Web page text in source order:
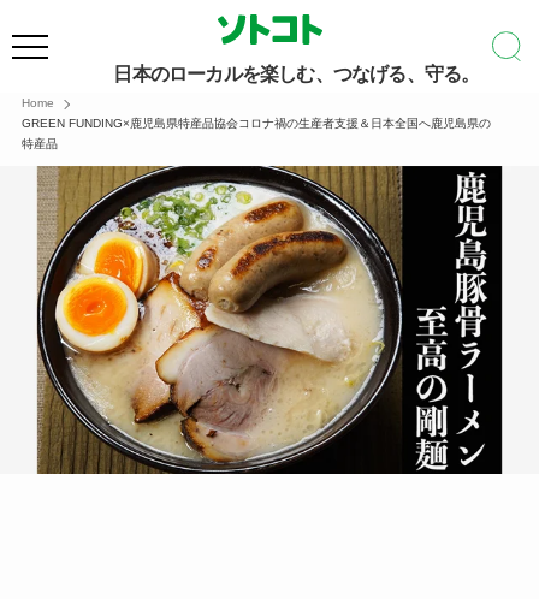
日本のローカルを楽しむ、つなげる、守る。
Home
GREEN FUNDING×鹿児島県特産品協会コロナ禍の生産者支援＆日本全国へ鹿児島県の
特産品